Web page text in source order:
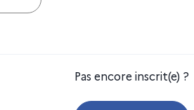
Pas encore inscrit(e) ?